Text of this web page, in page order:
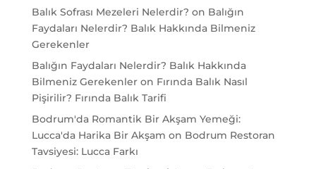
Balık Sofrası Mezeleri Nelerdir? on Balığın
Faydaları Nelerdir? Balık Hakkında Bilmeniz
Gerekenler
Balığın Faydaları Nelerdir? Balık Hakkında
Bilmeniz Gerekenleron Fırında Balık Nasıl
Pişirilir? Fırında Balık Tarifi
Bodrum'da Romantik Bir Akşam Yemeği:
Lucca'da Harika Bir Akşam on Bodrum Restoran
Tavsiyesi: Lucca Farkı